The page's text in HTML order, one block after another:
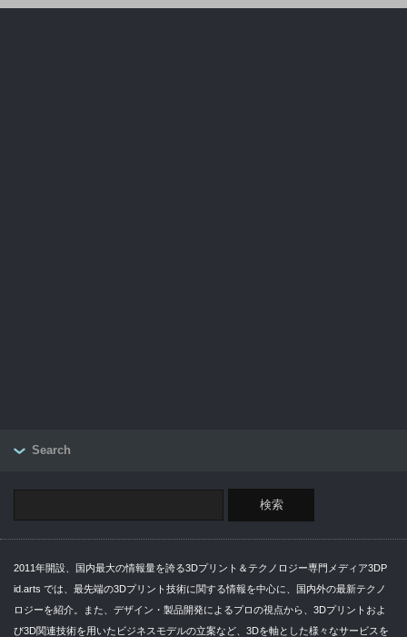
Search
2011年開設、国内最大の情報量を誇る3Dプリント＆テクノロジー専門メディア3DP
id.arts では、最先端の3Dプリント技術に関する情報を中心に、国内外の最新テクノ
ロジーを紹介。また、デザイン・製品開発によるプロの視点から、3Dプリントおよ
び3D関連技術を用いたビジネスモデルの立案など、3Dを軸とした様々なサービスを